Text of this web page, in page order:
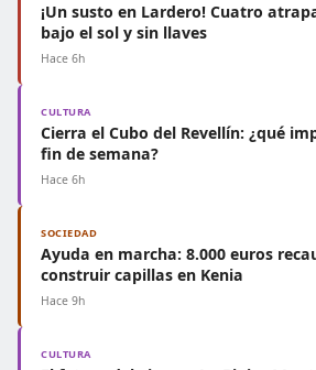
¡Un susto en Lardero! Cuatro
bajo el sol y sin llaves
Hace 6h
CULTURA
Cierra el Cubo del Revellín: ¿qué
fin de semana?
Hace 6h
SOCIEDAD
Ayuda en marcha: 8.000 euros
construir capillas en Kenia
Hace 9h
CULTURA